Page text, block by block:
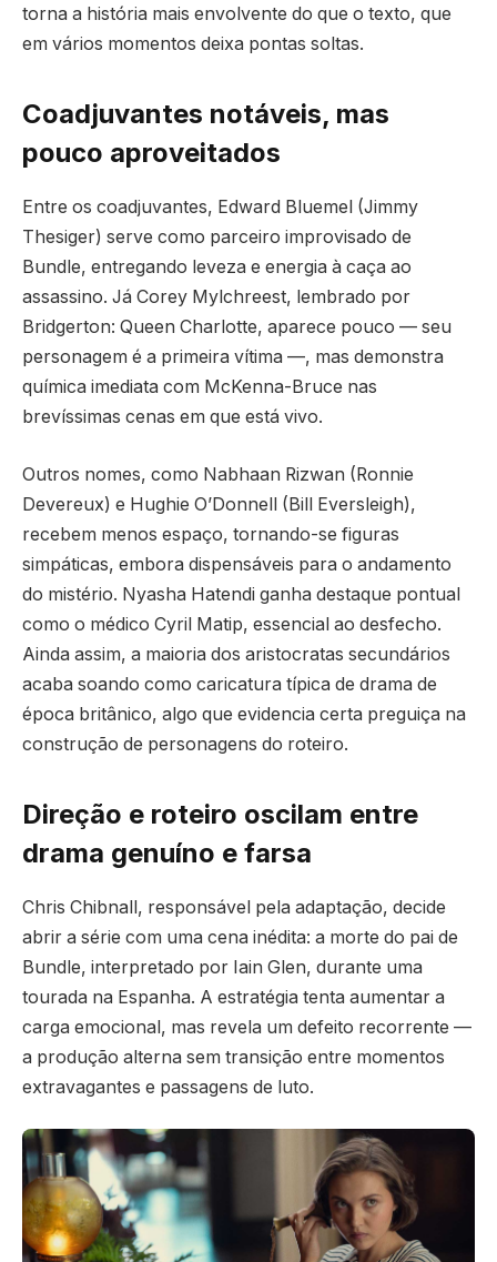
torna a história mais envolvente do que o texto, que
em vários momentos deixa pontas soltas.
Coadjuvantes notáveis, mas
pouco aproveitados
Entre os coadjuvantes, Edward Bluemel (Jimmy
Thesiger) serve como parceiro improvisado de
Bundle, entregando leveza e energia à caça ao
assassino. Já Corey Mylchreest, lembrado por
Bridgerton: Queen Charlotte, aparece pouco — seu
personagem é a primeira vítima —, mas demonstra
química imediata com McKenna-Bruce nas
brevíssimas cenas em que está vivo.
Outros nomes, como Nabhaan Rizwan (Ronnie
Devereux) e Hughie O’Donnell (Bill Eversleigh),
recebem menos espaço, tornando-se figuras
simpáticas, embora dispensáveis para o andamento
do mistério. Nyasha Hatendi ganha destaque pontual
como o médico Cyril Matip, essencial ao desfecho.
Ainda assim, a maioria dos aristocratas secundários
acaba soando como caricatura típica de drama de
época britânico, algo que evidencia certa preguiça na
construção de personagens do roteiro.
Direção e roteiro oscilam entre
drama genuíno e farsa
Chris Chibnall, responsável pela adaptação, decide
abrir a série com uma cena inédita: a morte do pai de
Bundle, interpretado por Iain Glen, durante uma
tourada na Espanha. A estratégia tenta aumentar a
carga emocional, mas revela um defeito recorrente —
a produção alterna sem transição entre momentos
extravagantes e passagens de luto.